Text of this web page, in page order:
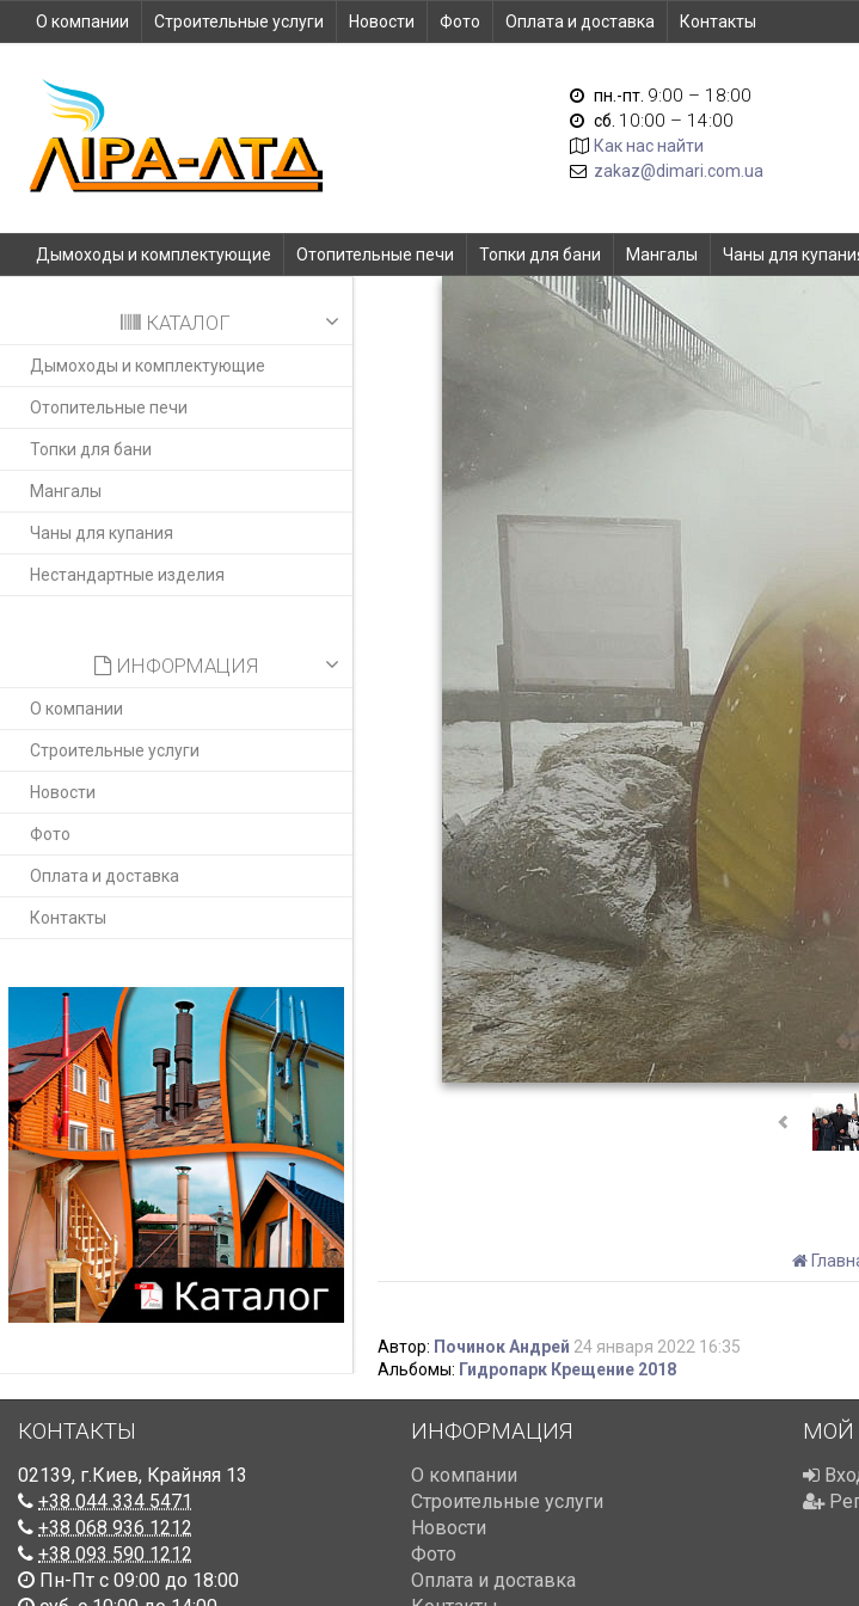
О компании Строительные услуги Новости Фото Оплата и доставка Контакты
пн.-пт. 9:00 – 18:00
сб. 10:00 – 14:00
Как нас найти
zakaz@dimari.com.ua
Дымоходы и комплектующие Отопительные печи Топки для бани Мангалы Чаны для
КАТАЛОГ
Дымоходы и комплектующие
Отопительные печи
Топки для бани
Мангалы
Чаны для купания
Нестандартные изделия
ИНФОРМАЦИЯ
О компании
Строительные услуги
Новости
Фото
Оплата и доставка
Контакты
Автор: Починок Андрей 24 января 2022 16:35
Альбомы: Гидропарк Крещение 2018
КОНТАКТЫ
02139, г.Киев, Крайняя 13
+38 044 334 5471
+38 068 936 1212
+38 093 590 1212
Пн-Пт с 09:00 до 18:00
ИНФОРМАЦИЯ
О компании
Строительные услуги
Новости
Фото
Оплата и доставка
МОЙ